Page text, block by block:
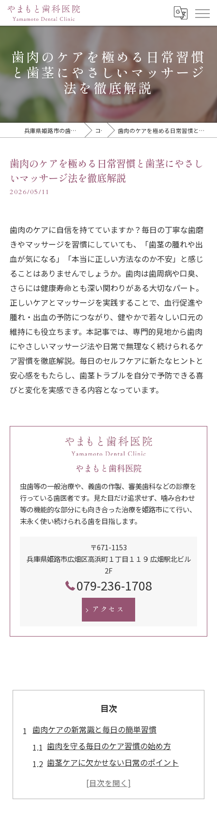
歯肉のケアを極める日常習慣
と歯茎にやさしいマッサージ
法を徹底解説
兵庫県姫路市の歯医者ならやまもと歯科医院 コラム 歯肉のケアを極める日常習慣と歯茎にやさしいマッサージ法を徹底解説
歯肉のケアを極める日常習慣と歯茎にやさし
いマッサージ法を徹底解説
2026/05/11
歯肉のケアに自信を持てていますか？毎日の丁寧な歯磨
きやマッサージを習慣にしていても、「歯茎の腫れや出
血が気になる」「本当に正しい方法なのか不安」と感じ
ることはありませんでしょうか。歯肉は歯周病や口臭、
さらには健康寿命とも深い関わりがある大切なパート。
正しいケアとマッサージを実践することで、血行促進や
腫れ・出血の予防につながり、健やかで若々しい口元の
維持にも役立ちます。本記事では、専門的見地から歯肉
にやさしいマッサージ法や日常で無理なく続けられるケ
ア習慣を徹底解説。毎日のセルフケアに新たなヒントと
安心感をもたらし、歯茎トラブルを自分で予防できる喜
びと変化を実感できる内容となっています。
やまもと歯科医院
虫歯等の一般治療や、義歯の作製、審美歯科などの診療を
行っている歯医者です。見た目だけ追求せず、噛み合わせ
等の機能的な部分にも向き合った治療を姫路市にて行い、
末永く使い続けられる歯を目指します。
〒671-1153
兵庫県姫路市広畑区高浜町１丁目１１９ 広畑駅北ビル
2F
079-236-1708
アクセス
目次
歯肉ケアの新常識と毎日の簡単習慣
歯肉を守る毎日のケア習慣の始め方
歯茎ケアに欠かせない日常のポイント
歯肉の健康を保つ簡単なマッサージ法